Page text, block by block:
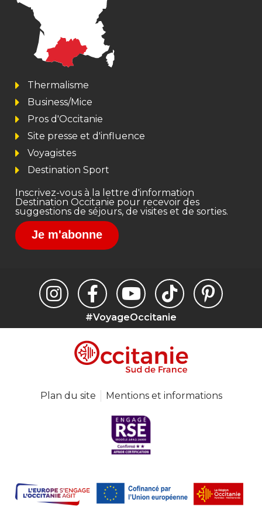
Thermalisme
Business/Mice
Pros d'Occitanie
Site presse et d'influence
Voyagistes
Destination Sport
Inscrivez-vous à la lettre d'information
Destination Occitanie pour recevoir des
suggestions de séjours, de visites et de sorties.
Je m'abonne
#VoyageOccitanie
Plan du site Mentions et informations